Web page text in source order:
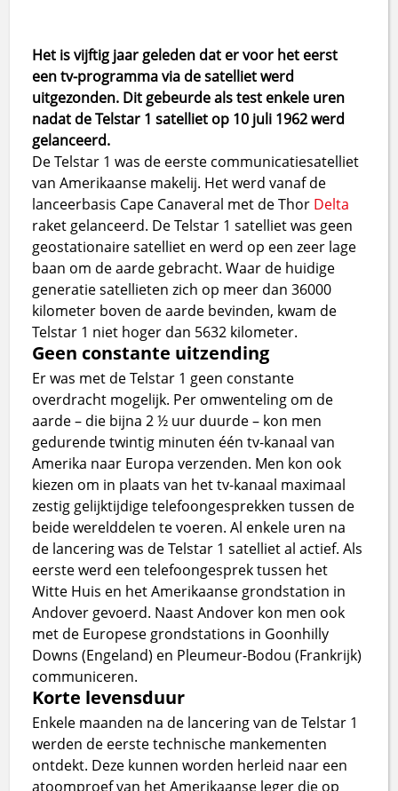
Het is vijftig jaar geleden dat er voor het eerst
een tv-programma via de satelliet werd
uitgezonden. Dit gebeurde als test enkele uren
nadat de Telstar 1 satelliet op 10 juli 1962 werd
gelanceerd.
De Telstar 1 was de eerste communicatiesatelliet
van Amerikaanse makelij. Het werd vanaf de
lanceerbasis Cape Canaveral met de Thor Delta
raket gelanceerd. De Telstar 1 satelliet was geen
geostationaire satelliet en werd op een zeer lage
baan om de aarde gebracht. Waar de huidige
generatie satellieten zich op meer dan 36000
kilometer boven de aarde bevinden, kwam de
Telstar 1 niet hoger dan 5632 kilometer.
Geen constante uitzending
Er was met de Telstar 1 geen constante
overdracht mogelijk. Per omwenteling om de
aarde – die bijna 2 ½ uur duurde – kon men
gedurende twintig minuten één tv-kanaal van
Amerika naar Europa verzenden. Men kon ook
kiezen om in plaats van het tv-kanaal maximaal
zestig gelijktijdige telefoongesprekken tussen de
beide werelddelen te voeren. Al enkele uren na
de lancering was de Telstar 1 satelliet al actief. Als
eerste werd een telefoongesprek tussen het
Witte Huis en het Amerikaanse grondstation in
Andover gevoerd. Naast Andover kon men ook
met de Europese grondstations in Goonhilly
Downs (Engeland) en Pleumeur-Bodou (Frankrijk)
communiceren.
Korte levensduur
Enkele maanden na de lancering van de Telstar 1
werden de eerste technische mankementen
ontdekt. Deze kunnen worden herleid naar een
atoomproef van het Amerikaanse leger die op